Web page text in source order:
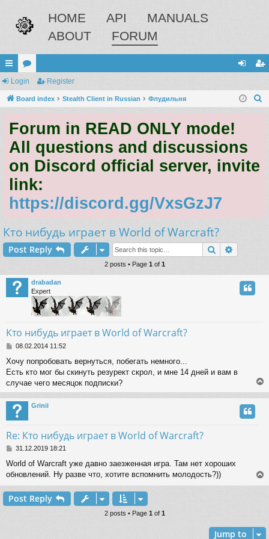
HOME API
MANUALS
ABOUT
FORUM
ui
ck
ks
or
u
s
in ist
Login Register
Board index Stealth Client in Russian Флудильня
Forum in READ ONLY mode!
All questions and discussions
on Discord official server, invite
link:
https://discord.gg/VxsGzJ7
Кто нибудь играет в World of Warcraft?
Post Reply Search
2 posts • Page 1of 1
drabadan
Expert
Кто нибудь играет в World of Warcraft?
P
s
t
08.02.2014 11:52
Хочу попробовать вернуться, побегать немного...
Есть кто мог бы скинуть резурект скрол, и мне 14 дней и вам в
случае чего месяцок подписки?
o
p
Grinii
Re: Кто нибудь играет в World of Warcraft?
P
s
t
31.12.2019 18:21
World of Warcraft уже давно заезженная игра. Там нет хороших
обновлений. Ну разве что, хотите вспомнить молодость?))
o
Post Reply
2 posts • Page 1of 1
Jump to